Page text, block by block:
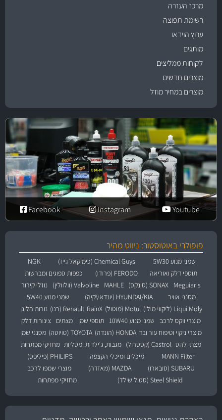
מרכז העזרה
רשימת תפוצה
ערוץ הוידאו
מותגים
לקוחות ממליצים
מוצרים חדשים
מוצרים במחיר מוזל
Youtube
Instagram
Facebook
פופולרי באוטוסטור: ניווט מהיר
שמני מנוע 5W30 Chemical Guys (כימיקאל גייז)
NGK
תוספי דלק ואוריאה
FERODO (פרודו)
כפפות ספוגים ומברשות
Meguiar's
SONAX (סונקס) MAHLE Valvoline (וולוולין)
נוזלי קירור
מסנני אוויר
HYUNDAI/KIA (יונדאי\קיה)
שמני מנוע 5W40
Liqui Moly (ליקווי מולי)
Motul (מוטול) RainX Renault (רנו)
נורות הלוגן
מוצרי ווקס לרכב
שמני מנוע 10W40 תוספי שמן מצתים
צינורות דלק
מוצרי ניקוי וטיפוח עור ובד HONDA (הונדה) TOYOTA (טויוטה)
מסנני שמן
מצתי להט Castrol (קסטרול) מגבות, ג'ילדות ומטליות מחזיקי מפתחות
MANN Filter
מיכלים ומיכלי הקצפה
PHILIPS (פיליפס)
SUBARU (סובארו)
MAZDA (מאזדה)
מוצרי שמפו לרכב
Steel Shield (סטיל שילד)
מחזיקי מפתחות